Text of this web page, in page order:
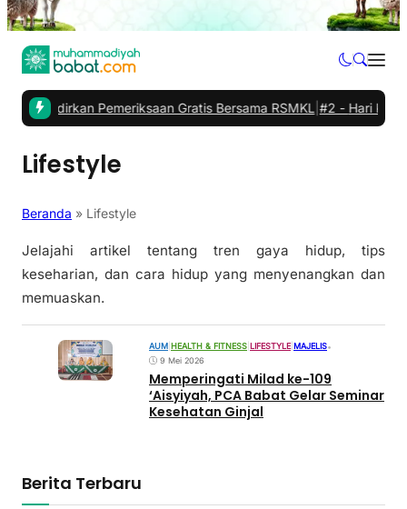
Hadirkan Pemeriksaan Gratis Bersama RSMKL|#2 -‎Hari Kedua
Lifestyle
Beranda » Lifestyle
Jelajahi artikel tentang tren gaya hidup, tips
keseharian, dan cara hidup yang menyenangkan dan
memuaskan.
AUM HEALTH & FITNESS LIFESTYLE|MAJELIS•
9 Mei 2026
Memperingati Milad ke-109
‘Aisyiyah, PCA Babat Gelar Seminar
Kesehatan Ginjal
Berita Terbaru